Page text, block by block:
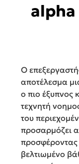
alpha
Ο
αποτέλεσμα
ο πιο έξυπνος
τεχνητή
του
προσαρμόζει
προσφέροντας
βελτιωμένο